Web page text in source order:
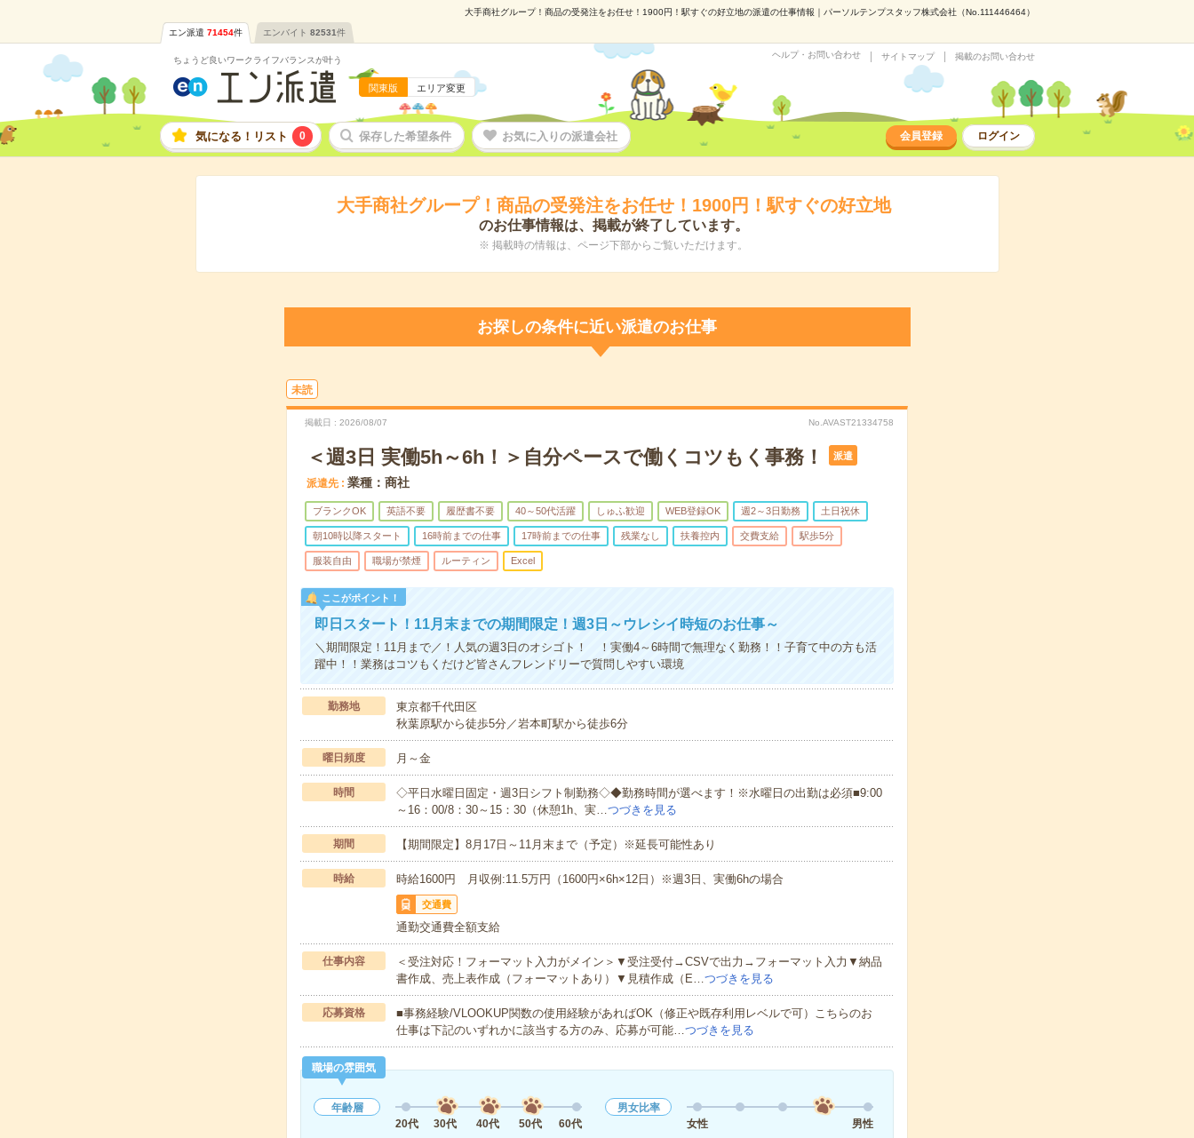
大手商社グループ！商品の受発注をお任せ！1900円！駅すぐの好立地の派遣の仕事情報｜パーソルテンプスタッフ株式会社（No.111446464）
エン派遣 71454件 エンバイト 82531件
ちょうど良いワークライフバランスが叶う
関東版 エリア変更
ヘルプ・お問い合わせ サイトマップ 掲載のお問い合わせ
気になる！リスト 0 保存した希望条件 お気に入りの派遣会社 会員登録 ログイン
大手商社グループ！商品の受発注をお任せ！1900円！駅すぐの好立地
のお仕事情報は、掲載が終了しています。
※ 掲載時の情報は、ページ下部からご覧いただけます。
お探しの条件に近い派遣のお仕事
未読
掲載日 2026/08/07 No.AVAST21334758
＜週3日 実働5h～6h！＞自分ペースで働くコツもく事務！ 派遣
派遣先 業種：商社
ブランクOK 英語不要 履歴書不要 40～50代活躍 しゅふ歓迎 WEB登録OK 週2～3日勤務 土日祝休
朝10時以降スタート 16時前までの仕事 17時前までの仕事 残業なし 扶養控内 交費支給 駅歩5分
服装自由 職場が禁煙 ルーティン Excel
ここがポイント！
即日スタート！11月末までの期間限定！週3日～ウレシイ時短のお仕事～
＼期間限定！11月まで／！人気の週3日のオシゴト！ ！実働4～6時間で無理なく勤務！！子育て中の方も活
躍中！！業務はコツもくだけど皆さんフレンドリーで質問しやすい環境
勤務地
東京都千代田区
秋葉原駅から徒歩5分／岩本町駅から徒歩6分
曜日頻度 月～金
時間
◇平日水曜日固定・週3日シフト制勤務◇◆勤務時間が選べます！※水曜日の出勤は必須■9:00
～16：00/8：30～15：30（休憩1h、実…つづきを見る
期間 【期間限定】8月17日～11月末まで（予定）※延長可能性あり
時給 時給1600円 月収例:11.5万円（1600円×6h×12日）※週3日、実働6hの場合
交通費
通勤交通費全額支給
仕事内容
＜受注対応！フォーマット入力がメイン＞▼受注受付→CSVで出力→フォーマット入力▼納品
書作成、売上表作成（フォーマットあり）▼見積作成（E…つづきを見る
応募資格
■事務経験/VLOOKUP関数の使用経験があればOK（修正や既存利用レベルで可）こちらのお
仕事は下記のいずれかに該当する方のみ、応募が可能…つづきを見る
職場の雰囲気
年齢層
20代
30代 40代 50代 60代
男女比率
女性
男性